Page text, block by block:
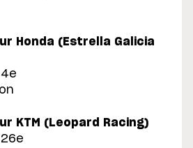
Honda (Estrella Galicia
KTM (Leopard Racing)